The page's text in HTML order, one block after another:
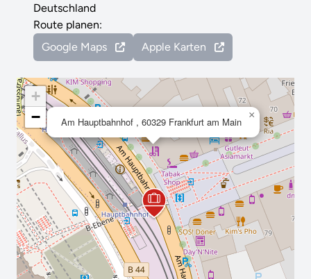
Deutschland
Route planen:
Google Maps
Apple Karten
Am Hauptbahnhof , 60329 Frankfurt am Main
×
+
−